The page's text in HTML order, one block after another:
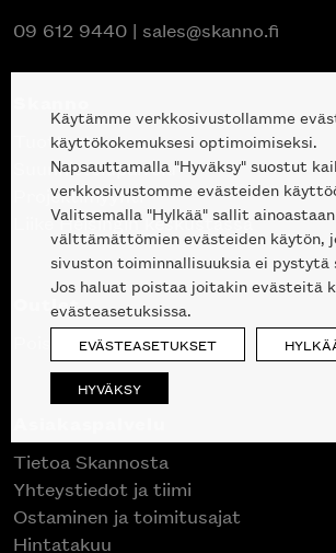
09 612 9440 | sales@skanno.fi
Tuotteet
Suunnittelupalvelu
Projektimyynti
Liike Helsingin keskustassa
Outlet
Poistuvat mallikappaleet
Tietoa Skannosta
Yhteystiedot ja tiimi
Ostaminen ja toimitusajat
Hintatakuu
Käytämme verkkosivustollamme
käyttökokemuksesi optimoimiseksi.
Napsauttamalla "Hyväksy" suostut
verkkosivustomme evästeiden
Valitsemalla "Hylkää" sallit ainoastaan
välttämättömien evästeiden käytön,
sivuston toiminnallisuuksia ei
Jos haluat poistaa joitakin evästeitä
evästeasetuksissa.
EVÄSTEASETUKSET
HYVÄKSY